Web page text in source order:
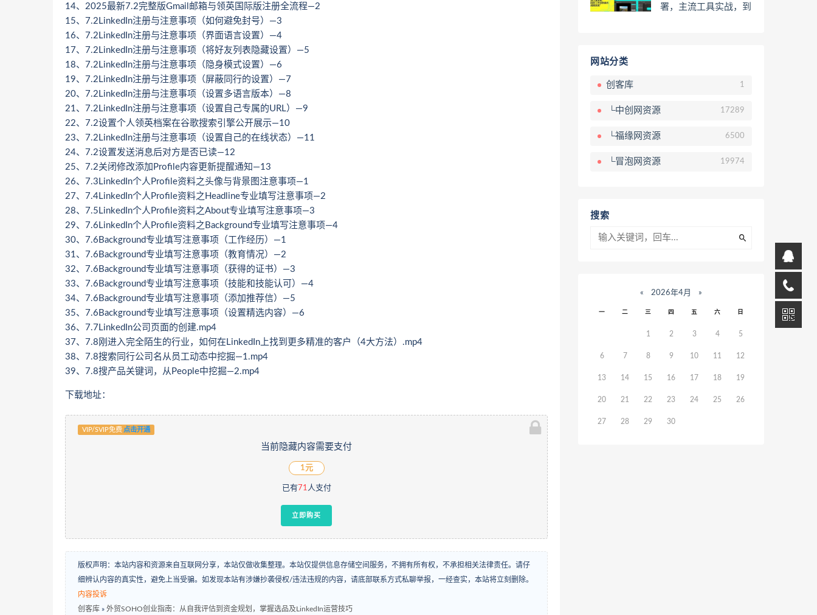
14、2025最新7.2完整版Gmail邮箱与领英国际版注册全流程—2
15、7.2LinkedIn注册与注意事项（如何避免封号）—3
16、7.2LinkedIn注册与注意事项（界面语言设置）—4
17、7.2LinkedIn注册与注意事项（将好友列表隐藏设置）—5
18、7.2LinkedIn注册与注意事项（隐身模式设置）—6
19、7.2LinkedIn注册与注意事项（屏蔽同行的设置）—7
20、7.2LinkedIn注册与注意事项（设置多语言版本）—8
21、7.2LinkedIn注册与注意事项（设置自己专属的URL）—9
22、7.2设置个人领英档案在谷歌搜索引擎公开展示—10
23、7.2LinkedIn注册与注意事项（设置自己的在线状态）—11
24、7.2设置发送消息后对方是否已读—12
25、7.2关闭修改添加Profile内容更新提醒通知—13
26、7.3LinkedIn个人Profile资料之头像与背景图注意事项—1
27、7.4LinkedIn个人Profile资料之Headline专业填写注意事项—2
28、7.5LinkedIn个人Profile资料之About专业填写注意事项—3
29、7.6LinkedIn个人Profile资料之Background专业填写注意事项—4
30、7.6Background专业填写注意事项（工作经历）—1
31、7.6Background专业填写注意事项（教育情况）—2
32、7.6Background专业填写注意事项（获得的证书）—3
33、7.6Background专业填写注意事项（技能和技能认可）—4
34、7.6Background专业填写注意事项（添加推荐信）—5
35、7.6Background专业填写注意事项（设置精选内容）—6
36、7.7LinkedIn公司页面的创建.mp4
37、7.8刚进入完全陌生的行业，如何在LinkedIn上找到更多精准的客户（4大方法）.mp4
38、7.8搜索同行公司名从员工动态中挖掘—1.mp4
39、7.8搜产品关键词，从People中挖掘—2.mp4
下载地址：
VIP/SVIP免费 点击开通
当前隐藏内容需要支付
1元
已有 71人支付
立即购买
版权声明：本站内容和资源来自互联网分享，本站仅做收集整理。本站仅提供信息存储空间服务，不拥有所有权，不承担相关法律责任。请仔
细辨认内容的真实性，避免上当受骗。如发现本站有涉嫌抄袭侵权/违法违规的内容，请底部联系方式私聊举报，一经查实，本站将立刻删除。
内容投诉
创客库 » 外贸SOHO创业指南：从自我评估到资金规划，掌握选品及LinkedIn运营技巧
署，主流工具实战，到
网站分类
创客库 1
└中创网资源 17289
└福缘网资源 6500
└冒泡网资源 19974
搜索
« 2026年4月 »
一 二 三 四 五 六 日
1 2 3 4 5
6 7 8 9 10 11 12
13 14 15 16 17 18 19
20 21 22 23 24 25 26
27 28 29 30